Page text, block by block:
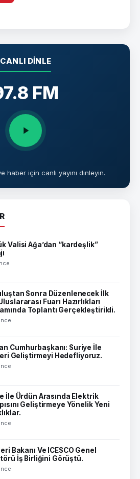
CANLI DINLE
FM
haber için canlı yayını dinleyin.
Valisi Ağa’dan “kardeşlik”
Sonra Düzenlenecek İlk
Fuarı Hazırlıkları
Toplantı Gerçekleştirildi.
Cumhurbaşkanı: Suriye İle
Geliştirmeyi Hedefliyoruz.
İle Ürdün Arasında Elektrik
Geliştirmeye Yönelik Yeni
Bakanı Ve ICESCO Genel
İş Birliğini Görüştü.